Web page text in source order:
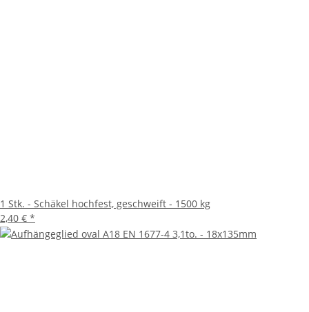
1 Stk. - Schäkel hochfest, geschweift - 1500 kg
2,40 € *